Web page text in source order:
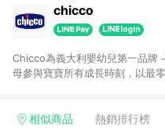
chicco
Chicco為義大利嬰幼兒第一品牌
母參與寶寶所有成長時刻，以最
床、玩具等高評價寶寶用品。需
相似商品 熱銷排行榜